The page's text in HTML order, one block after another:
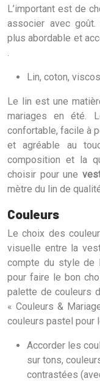
L’important est de
associer avec
plus abordable et
Lin, coton,
Le lin est une
mariages en été.
confortable, facile à
et agréable au
composition et la
choisir pour une
mètre du lin de
Couleurs
Le choix des
visuelle entre la
compte du style de
pour faire le bon
palette de couleurs
« Couleurs &
couleurs pastel pour
Accorder les
sur tons,
contrastées